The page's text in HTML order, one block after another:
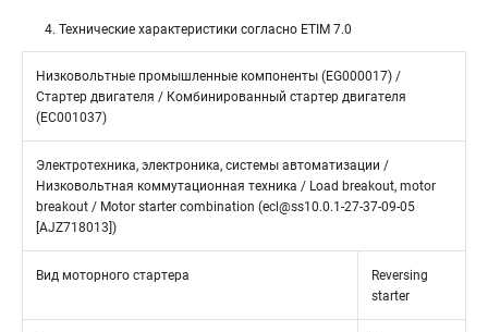
4. Технические характеристики согласно ETIM 7.0
Низковольтные промышленные компоненты (EG000017) /
Стартер двигателя / Комбинированный стартер двигателя
(EC001037)
Электротехника, электроника, системы автоматизации /
Низковольтная коммутационная техника / Load breakout, motor
breakout / Motor starter combination (ecl@ss10.0.1-27-37-09-05
[AJZ718013])
Вид моторного стартера
Reversing
starter